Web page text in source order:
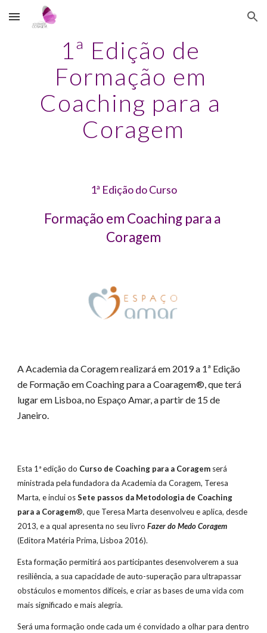
Skip to main content Skip to navigation
1ª Edição de
Formação em
Coaching para a
Coragem
1ª Edição do Curso
Formação em Coaching para a
Coragem
A Academia da Coragem realizará em 2019 a 1ª Edição
de Formação em Coaching para a Coaragem®, que terá
lugar em Lisboa, no Espaço Amar, a partir de 15 de
Janeiro.
Esta 1ª edição do Curso de Coaching para a Coragem será
ministrada pela fundadora da Academia da Coragem, Teresa
Marta, e inclui os Sete passos da Metodologia de Coaching
para a Coragem®, que Teresa Marta desenvolveu e aplica, desde
2013, e a qual apresenta no seu livro
(Editora Matéria Prima, Lisboa 2016).
Esta formação permitirá aos participantes desenvolverem a sua
resiliência, a sua capacidade de auto-superação para ultrapassar
obstáculos e momentos difíceis, e criar as bases de uma vida com
mais significado e mais alegria.
Será uma formação onde cada um é convidado a olhar para dentro